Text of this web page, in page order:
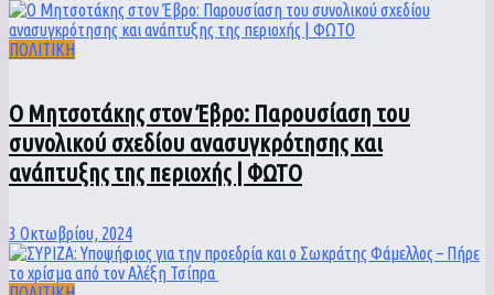
ΠΟΛΙΤΙΚΗ
Ο Μητσοτάκης στον Έβρο: Παρουσίαση του
συνολικού σχεδίου ανασυγκρότησης και
ανάπτυξης της περιοχής | ΦΩΤΟ
3 Οκτωβρίου, 2024